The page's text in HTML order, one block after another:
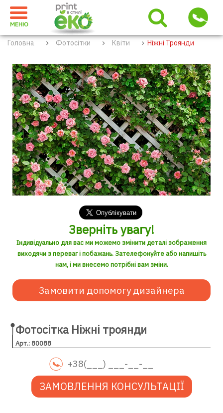
МЕНЮ
Головна Фотосітки Квіти Ніжні Троянди
Зверніть увагу!
Індивідуально для вас ми можемо змінити деталі зображення
виходячи з переваг і побажань. Зателефонуйте або напишіть
нам, і ми внесемо потрібні вам зміни.
Замовити допомогу дизайнера
Фотосітка Ніжні троянди
Арт.: 80088
ЗАМОВЛЕННЯ КОНСУЛЬТАЦІЇ